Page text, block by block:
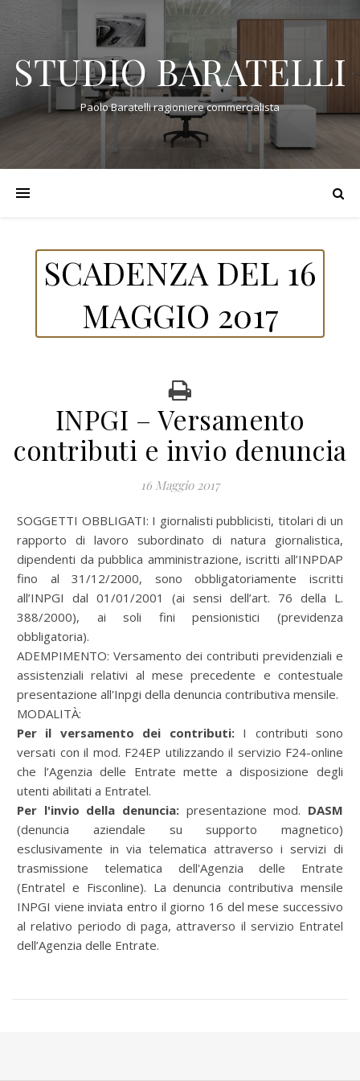
STUDIO BARATELLI
Paolo Baratelli ragioniere commercialista
SCADENZA DEL 16
MAGGIO 2017
INPGI – Versamento
contributi e invio denuncia
16 Maggio 2017
SOGGETTI OBBLIGATI: I giornalisti pubblicisti, titolari di un
rapporto di lavoro subordinato di natura giornalistica,
dipendenti da pubblica amministrazione, iscritti all’INPDAP
fino al 31/12/2000, sono obbligatoriamente iscritti
all’INPGI dal 01/01/2001 (ai sensi dell’art. 76 della L.
388/2000), ai soli fini pensionistici (previdenza
obbligatoria).
ADEMPIMENTO: Versamento dei contributi previdenziali e
assistenziali relativi al mese precedente e contestuale
presentazione all'Inpgi della denuncia contributiva mensile.
MODALITÀ:
Per il versamento dei contributi: I contributi sono
versati con il mod. F24EP utilizzando il servizio F24-online
che l’Agenzia delle Entrate mette a disposizione degli
utenti abilitati a Entratel.
Per l'invio della denuncia: presentazione mod. DASM
(denuncia aziendale su supporto magnetico)
esclusivamente in via telematica attraverso i servizi di
trasmissione telematica dell'Agenzia delle Entrate
(Entratel e Fisconline). La denuncia contributiva mensile
INPGI viene inviata entro il giorno 16 del mese successivo
al relativo periodo di paga, attraverso il servizio Entratel
dell’Agenzia delle Entrate.